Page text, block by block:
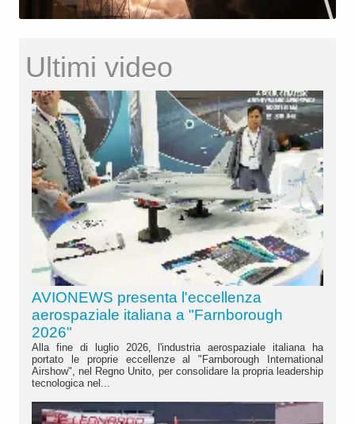
Ultimi video
AVIONEWS presenta l'eccellenza
aerospaziale italiana a "Farnborough
2026"
Alla fine di luglio 2026, l'industria aerospaziale italiana ha
portato le proprie eccellenze al "Farnborough International
Airshow", nel Regno Unito, per consolidare la propria leadership
tecnologica nel...